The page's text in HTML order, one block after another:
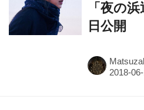
「夜の
日公開